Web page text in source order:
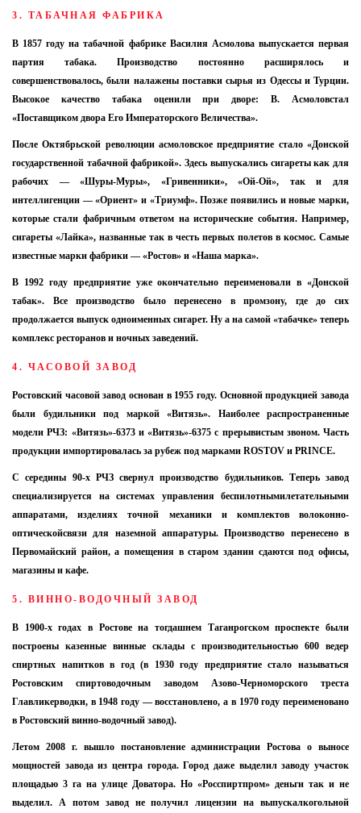
3. ТАБАЧНАЯ ФАБРИКА
В 1857 году на табачной фабрике Василия Асмолова выпускается первая
партия табака. Производство постоянно расширялось и
совершенствовалось, были налажены поставки сырья из Одессы и Турции.
Высокое качество табака оценили при дворе: В. Асмоловстал
«Поставщиком двора Его Императорского Величества».
После Октябрьской революции асмоловское предприятие стало «Донской
государственной табачной фабрикой». Здесь выпускались сигареты как для
рабочих — «Шуры-Муры», «Гривенники», «Ой-Ой», так и для
интеллигенции — «Ориент» и «Триумф». Позже появились и новые марки,
которые стали фабричным ответом на исторические события. Например,
сигареты «Лайка», названные так в честь первых полетов в космос. Самые
известные марки фабрики — «Ростов» и «Наша марка».
В 1992 году предприятие уже окончательно переименовали в «Донской
табак». Все производство было перенесено в промзону, где до сих
продолжается выпуск одноименных сигарет. Ну а на самой «табачке» теперь
комплекс ресторанов и ночных заведений.
4. ЧАСОВОЙ ЗАВОД
Ростовский часовой завод основан в 1955 году. Основной продукцией завода
были будильники под маркой «Витязь». Наиболее распространенные
модели РЧЗ: «Витязь»-6373 и «Витязь»-6375 с прерывистым звоном. Часть
продукции импортировалась за рубеж под марками ROSTOV и PRINCE.
С середины 90-х РЧЗ свернул производство будильников. Теперь завод
специализируется на системах управления беспилотнымилетательными
аппаратами, изделиях точной механики и комплектов волоконно-
оптическойсвязи для наземной аппаратуры. Производство перенесено в
Первомайский район, а помещения в старом здании сдаются под офисы,
магазины и кафе.
5. ВИННО-ВОДОЧНЫЙ ЗАВОД
В 1900-х годах в Ростове на тогдашнем Таганрогском проспекте были
построены казенные винные склады с производительностью 600 ведер
спиртных напитков в год (в 1930 году предприятие стало называться
Ростовским спиртоводочным заводом Азово-Черноморского треста
Главликерводки, в 1948 году — восстановлено, а в 1970 году переименовано
в Ростовский винно-водочный завод).
Летом 2008 г. вышло постановление администрации Ростова о выносе
мощностей завода из центра города. Город даже выделил заводу участок
площадью 3 га на улице Доватора. Но «Росспиртпром» деньги так и не
выделил. А потом завод не получил лицензии на выпускалкогольной